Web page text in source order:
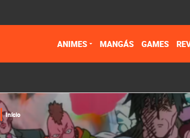
ANIMES MANGÁS GAMES
Início